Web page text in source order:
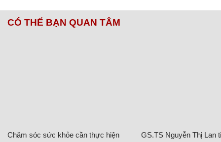
CÓ THỂ BẠN QUAN TÂM
Chăm sóc sức khỏe cần thực hiện
GS.TS Nguyễn Thị Lan